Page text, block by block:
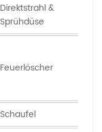
Direktstrahl &
Sprühdüse
Feuerlöscher
Schaufel